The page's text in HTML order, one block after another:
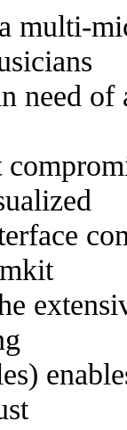
multi-
need